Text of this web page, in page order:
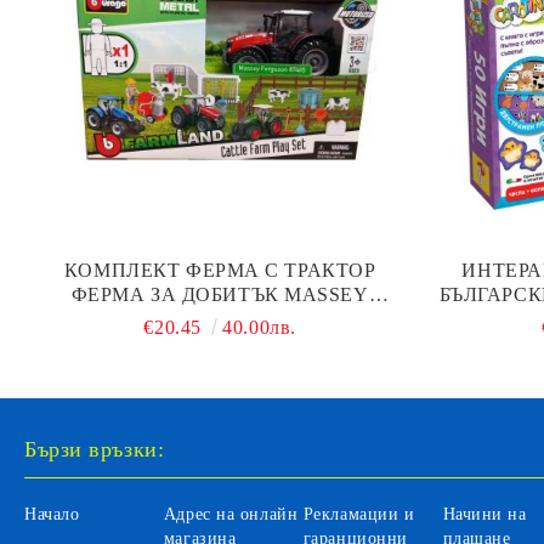
КОМПЛЕКТ ФЕРМА С ТРАКТОР
ФЕРМА ЗА ДОБИТЪК MASSEY
FERGUSON 8740S BBURAGO
€20.45 40.00лв.
Бързи връзки:
Начало
Адрес на онлайн
магазина
Рекламации и
гаранционни
Начини на
плащане